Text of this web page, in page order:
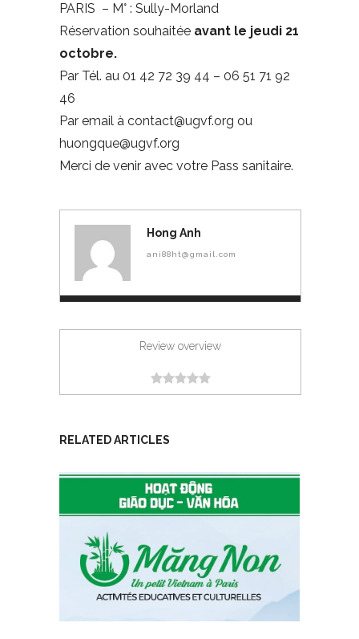
PARIS – M° : Sully-Morland
Réservation souhaitée avant le jeudi 21
octobre.
Par Tél. au 01 42 72 39 44 – 06 51 71 92
46
Par email à contact@ugvf.org ou
huongque@ugvf.org
Merci de venir avec votre Pass sanitaire.
Hong Anh
ani88ht@gmail.com
Review overview
RELATED ARTICLES